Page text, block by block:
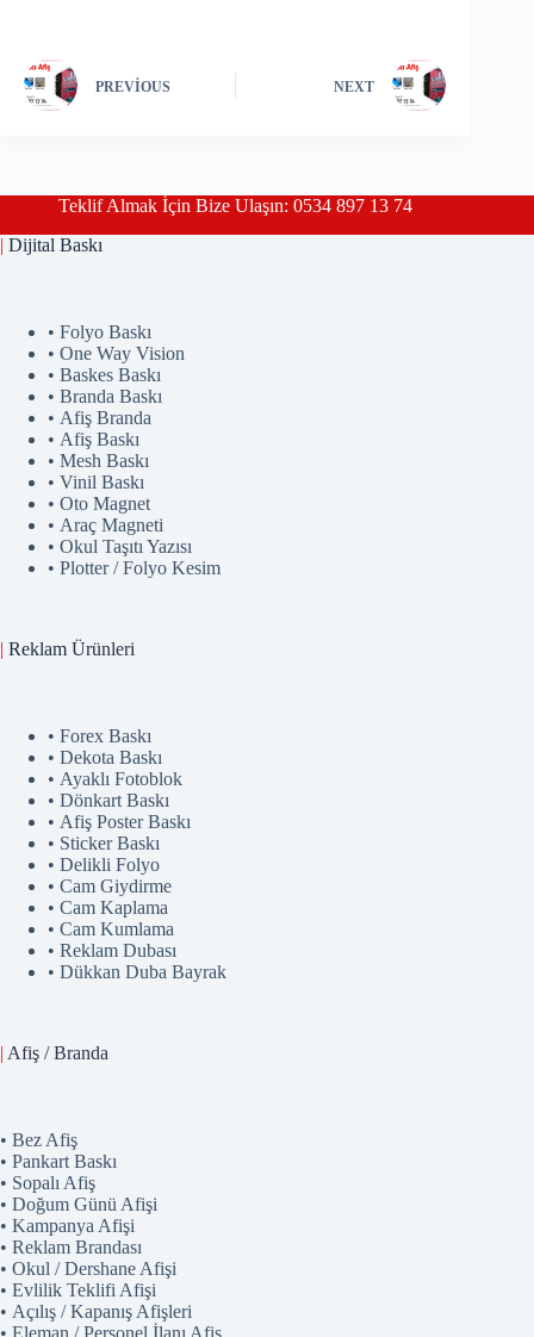
PREVIOUS NEXT
Teklif Almak İçin Bize Ulaşın: 0534 897 13 74
| Dijital Baskı
• Folyo Baskı
• One Way Vision
• Baskes Baskı
• Branda Baskı
• Afiş Branda
• Afiş Baskı
• Mesh Baskı
• Vinil Baskı
• Oto Magnet
• Araç Magneti
• Okul Taşıtı Yazısı
• Plotter / Folyo Kesim
| Reklam Ürünleri
• Forex Baskı
• Dekota Baskı
• Ayaklı Fotoblok
• Dönkart Baskı
• Afiş Poster Baskı
• Sticker Baskı
• Delikli Folyo
• Cam Giydirme
• Cam Kaplama
• Cam Kumlama
• Reklam Dubası
• Dükkan Duba Bayrak
| Afiş / Branda
• Bez Afiş
• Pankart Baskı
• Sopalı Afiş
• Doğum Günü Afişi
• Kampanya Afişi
• Reklam Brandası
• Okul / Dershane Afişi
• Evlilik Teklifi Afişi
• Açılış / Kapanış Afişleri
• Eleman / Personel İlanı Afiş